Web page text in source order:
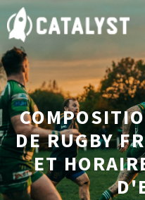
Aller
au
contenu
DE RUGBY
ET